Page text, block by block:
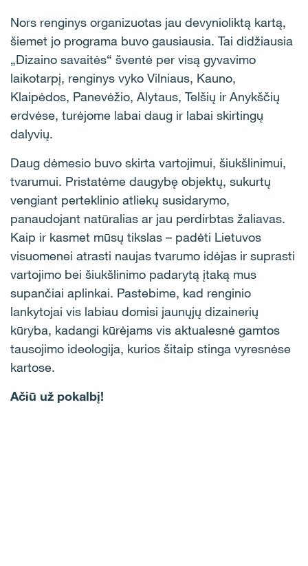
Nors renginys organizuotas jau devynioliktą kartą,
šiemet jo programa buvo gausiausia. Tai didžiausia
„Dizaino savaitės“ šventė per visą gyvavimo
laikotarpį, renginys vyko Vilniaus, Kauno,
Klaipėdos, Panevėžio, Alytaus, Telšių ir Anykščių
erdvėse, turėjome labai daug ir labai skirtingų
dalyvių.
Daug dėmesio buvo skirta vartojimui, šiukšlinimui,
tvarumui. Pristatėme daugybę objektų, sukurtų
vengiant perteklinio atliekų susidarymo,
panaudojant natūralias ar jau perdirbtas žaliavas.
Kaip ir kasmet mūsų tikslas – padėti Lietuvos
visuomenei atrasti naujas tvarumo idėjas ir suprasti
vartojimo bei šiukšlinimo padarytą įtaką mus
supančiai aplinkai. Pastebime, kad renginio
lankytojai vis labiau domisi jaunųjų dizainerių
kūryba, kadangi kūrėjams vis aktualesnė gamtos
tausojimo ideologija, kurios šitaip stinga vyresnėse
kartose.
Ačiū už pokalbį!